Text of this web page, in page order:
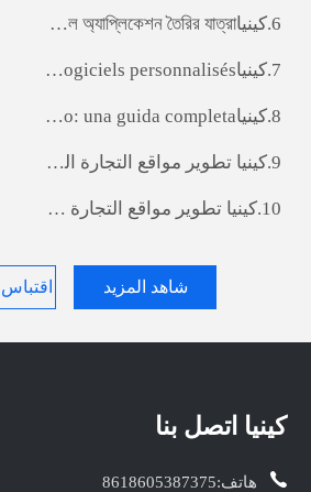
شاهد المزيد
6. كينيا‎ ara অ্যাপ ডেভেলপমেন্টঃ একটি সফল মোবাইল অ্যাপ্লিকেশন তৈরির যাত্রা
7. كينيا‎ Débloquer le potentiel des entreprises: le pouvoir du développement de logiciels personnalisés
8. كينيا‎ Sviluppo di siti web per il commercio estero: una guida completa
9. كينيا‎ تطوير مواقع التجارة الخارجية : A دليل شامل
10. كينيا‎ تطوير مواقع التجارة الخارجية : A دليل شامل
كينيا‎ اتصل بنا
هاتف:8618605387375